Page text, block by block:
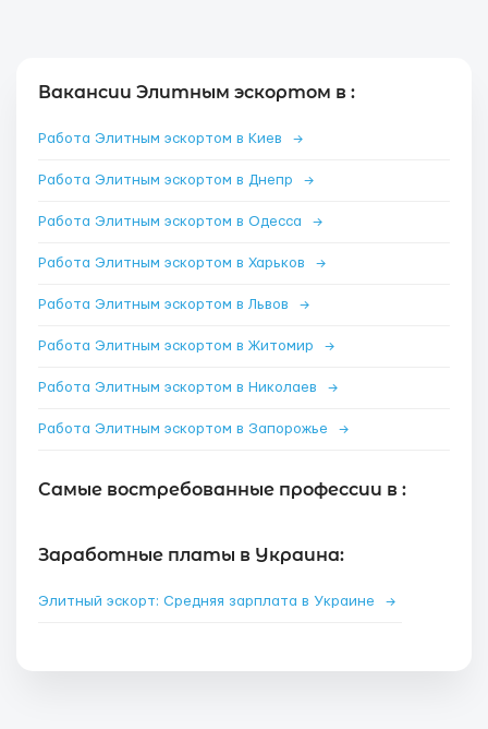
Вакансии Элитным эскортом в :
Работа Элитным эскортом в Киев →
Работа Элитным эскортом в Днепр →
Работа Элитным эскортом в Одесса →
Работа Элитным эскортом в Харьков →
Работа Элитным эскортом в Львов →
Работа Элитным эскортом в Житомир →
Работа Элитным эскортом в Николаев →
Работа Элитным эскортом в Запорожье →
Самые востребованные профессии в :
Заработные платы в Украина:
Элитный эскорт: Средняя зарплата в Украине →